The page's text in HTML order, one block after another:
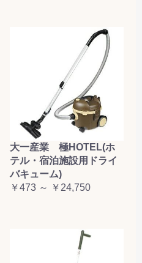
大一産業 極HOTEL(ホ
テル・宿泊施設用ドライ
バキューム)
￥473 ～ ￥24,750